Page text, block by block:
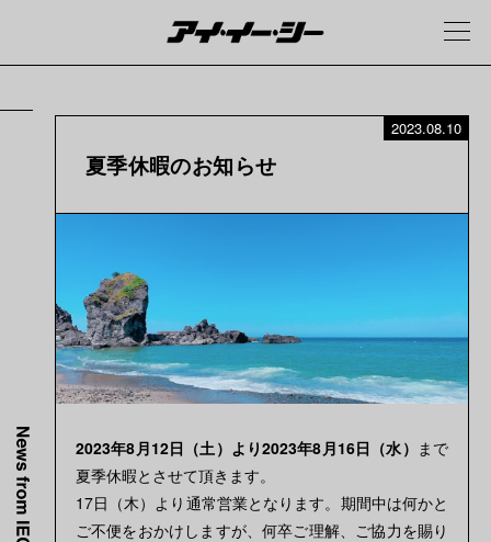
2023.08.10
夏季休暇のお知らせ
2023年8月12日（土）より2023年8月16日（水） まで
夏季休暇とさせて頂きます。
17日（木）より通常営業となります。期間中は何かと
ご不便をおかけしますが、何卒ご理解、ご協力を賜り